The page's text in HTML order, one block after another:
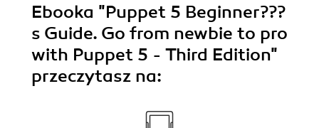
Ebooka "Puppet 5 Beginner???
s Guide. Go from newbie to pro
with Puppet 5 - Third Edition"
przeczytasz na: